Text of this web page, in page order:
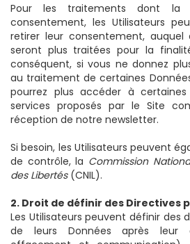
Pour les traitements dont
consentement, les Utilisateurs
retirer leur consentement, auquel
seront plus traitées pour la
conséquent, si vous ne donnez
au traitement de certaines
pourrez plus accéder à
services proposés par le Site
réception de notre newsletter.
Si besoin, les Utilisateurs peuvent
de contrôle, la Commission
des Libertés(CNIL).
2. Droit de définir des Directives
Les Utilisateurs peuvent définir des
de leurs Données après leur